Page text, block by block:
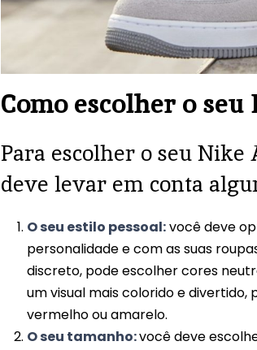
Como escolher o
Para escolher o seu
deve levar em conta
O seu estilo pessoal:você deve
personalidade e com as suas
discreto, pode escolher cores
um visual mais colorido e
vermelho ou amarelo.
O seu tamanho:você deve